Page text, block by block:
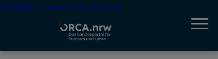
Menü überspringen (Enter drücken)